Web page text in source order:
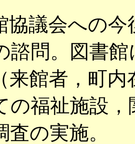
議会への今
諮問。図書
来館者，町
の福祉施設
査の実施。